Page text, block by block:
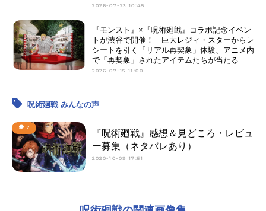
2026-07-23 10:45
『モンスト』×『呪術廻戦』コラボ記念イベン
トが渋谷で開催！ 巨大レジィ・スターからレ
シートを引く「リアル再契象」体験、アニメ内
で「再契象」されたアイテムたちが当たる
2026-07-15 11:00
呪術廻戦 みんなの声
2
『呪術廻戦』感想＆見どころ・レビュ
ー募集（ネタバレあり）
2020-10-09 17:51